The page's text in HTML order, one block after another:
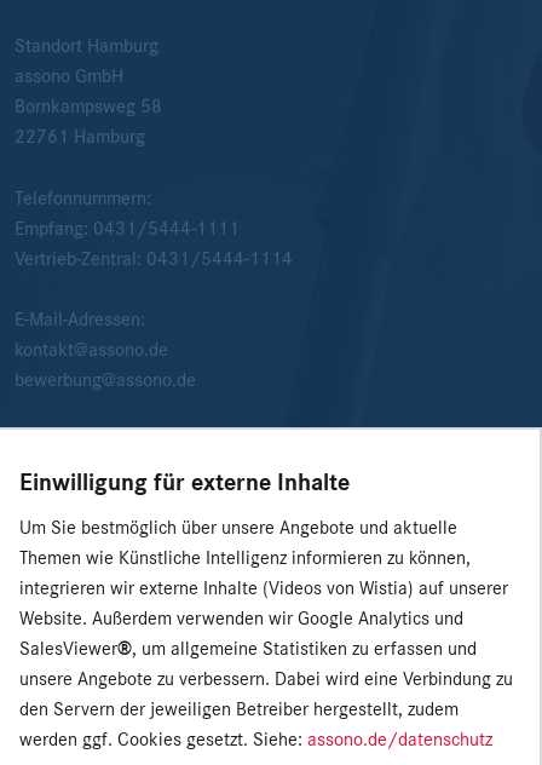
Standort Hamburg
assono GmbH
Bornkampsweg 58
22761
Hamburg
Telefonnummern:
Empfang: 0431/5444-1111
Vertrieb-Zentral: 0431/5444-1114
E-Mail-Adressen:
kontakt@assono.de
bewerbung@assono.de
Einwilligung für externe Inhalte
Um Sie bestmöglich über unsere Angebote und aktuelle
Themen wie Künstliche Intelligenz informieren zu können,
integrieren wir externe Inhalte (Videos von Wistia) auf unserer
Website. Außerdem verwenden wir Google Analytics und
SalesViewer®, um allgemeine Statistiken zu erfassen und
unsere Angebote zu verbessern. Dabei wird eine Verbindung zu
den Servern der jeweiligen Betreiber hergestellt, zudem
werden ggf. Cookies gesetzt. Siehe: assono.de/datenschutz